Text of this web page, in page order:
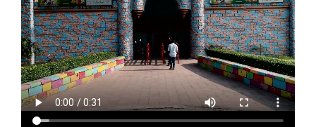
ইসলামী ব্যাংক কিশোরগঞ্জ গাইটাল উপ শাখায়
গ্রাহক সমাবেশ অনুষ্ঠিত
মাধবদীতে এস ডি আইটি ট্রেনিং ইনস্টিটিউট
বিনামূল্যে দক্ষতা প্রশিক্ষণের অ্যাসেসমেন্ট
অনুষ্ঠিত